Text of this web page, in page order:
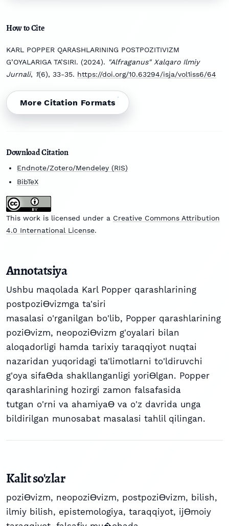
How to Cite
KARL POPPER QARASHLARINING POSTPOZITIVIZM
G’OYALARIGA TA’SIRI. (2024). "Alfraganus" Xalqaro Ilmiy
Jurnali, 1(6), 33-35. https://doi.org/10.63294/isja/vol1iss6/64
More Citation Formats
Download Citation
Endnote/Zotero/Mendeley (RIS)
BibTeX
This work is licensed under a Creative Commons Attribution
4.0 International License.
Annotatsiya
Ushbu maqolada Karl Popper qarashlarining
postpoziƟvizmga ta'siri
masalasi o'rganilgan bo'lib, Popper qarashlarining
poziƟvizm, neopoziƟvizm g'oyalari bilan
aloqadorligi hamda tarixiy taraqqiyot nuqtai
nazaridan yuqoridagi ta'limotlarni to'ldiruvchi
g'oya sifaƟda shakllanganligi yoriƟlgan. Popper
qarashlarining hozirgi zamon falsafasida
tutgan o'rni va ahamiyaƟ va o'z davrida unga
bildirilgan munosabat masalasi tahlil qilingan.
Kalit so'zlar
poziƟvizm, neopoziƟvizm, postpoziƟvizm, bilish,
ilmiy bilish, epistemologiya, taraqqiyot, ijƟmoiy